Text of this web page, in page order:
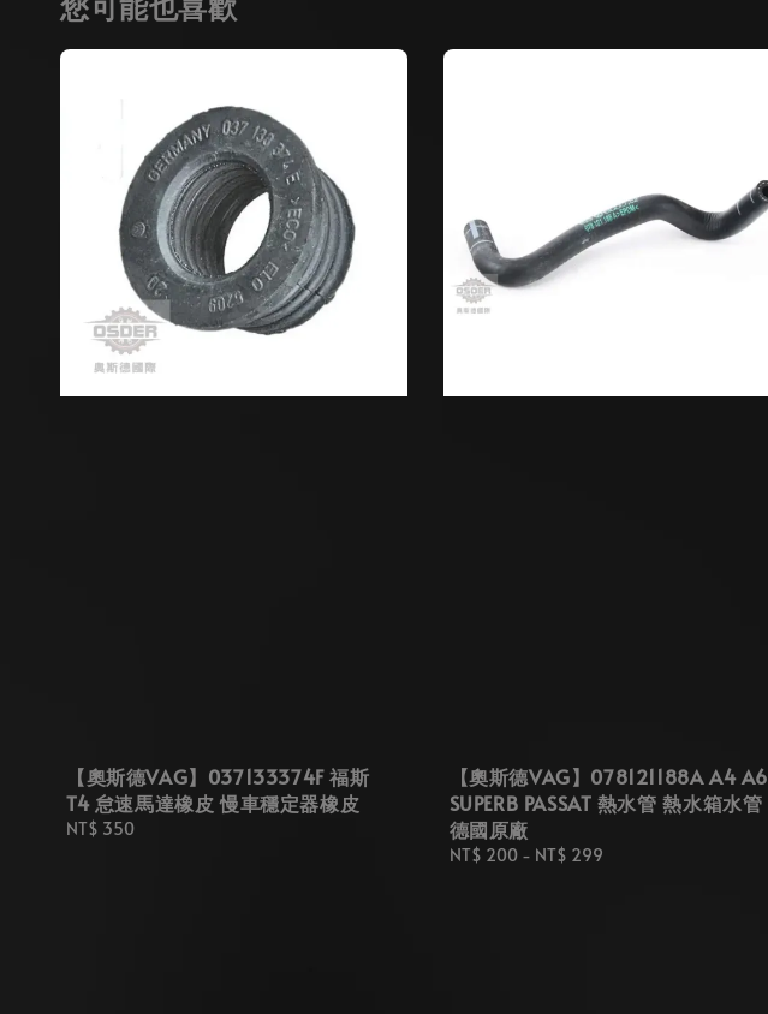
【奧斯德VAG】037133374F 福斯
T4 怠速馬達橡皮 慢車穩定器橡皮
Regular
NT$ 350
【奧斯德VAG】078121188A A4 A6
SUPERB PASSAT 熱水管 熱水箱水管
德國原廠
Regular
NT$ 200- NT$ 299